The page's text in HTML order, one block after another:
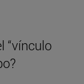
“vínculo